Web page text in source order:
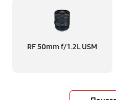
RF 50mm f/1.2L USM